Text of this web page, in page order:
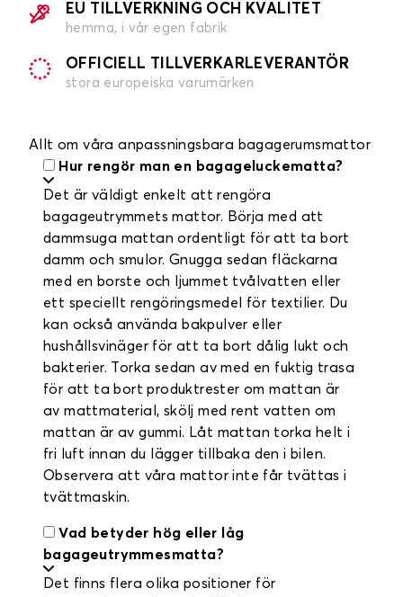
EU TILLVERKNING OCH KVALITET
hemma, i vår egen fabrik
OFFICIELL TILLVERKARLEVERANTÖR
stora europeiska varumärken
Allt om våra anpassningsbara bagagerumsmattor
Hur rengör man en bagageluckematta?
Det är väldigt enkelt att rengöra
bagageutrymmets mattor. Börja med att
dammsuga mattan ordentligt för att ta bort
damm och smulor. Gnugga sedan fläckarna
med en borste och ljummet tvålvatten eller
ett speciellt rengöringsmedel för textilier. Du
kan också använda bakpulver eller
hushållsvinäger för att ta bort dålig lukt och
bakterier. Torka sedan av med en fuktig trasa
för att ta bort produktrester om mattan är
av mattmaterial, skölj med rent vatten om
mattan är av gummi. Låt mattan torka helt i
fri luft innan du lägger tillbaka den i bilen.
Observera att våra mattor inte får tvättas i
tvättmaskin.
Vad betyder hög eller låg
bagageutrymmesmatta?
Det finns flera olika positioner för